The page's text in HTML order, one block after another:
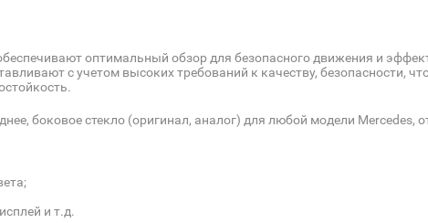
оптимальный обзор для безопасного движения и
с учетом высоких требований к качеству, безопасности,
боковое стекло (оригинал, аналог) для любой модели Mercedes,
и т.д.